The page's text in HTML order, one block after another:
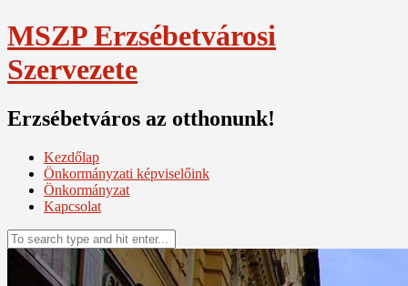
Skip
to
content
MSZP Erzsébetvárosi
Szervezete
Erzsébetváros az otthonunk!
Kezdőlap
Önkormányzati képviselőink
Önkormányzat
Kapcsolat